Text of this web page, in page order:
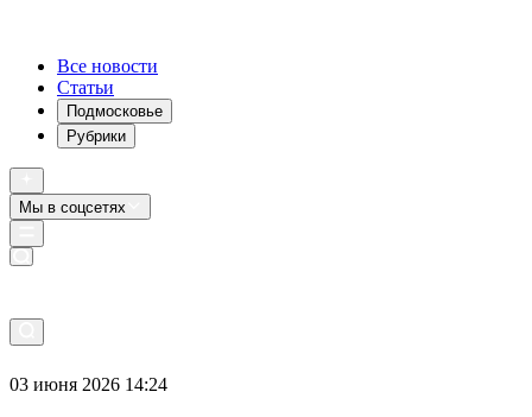
Все новости
Статьи
Подмосковье
Рубрики
Мы в соцсетях
03 июня 2026 14:24